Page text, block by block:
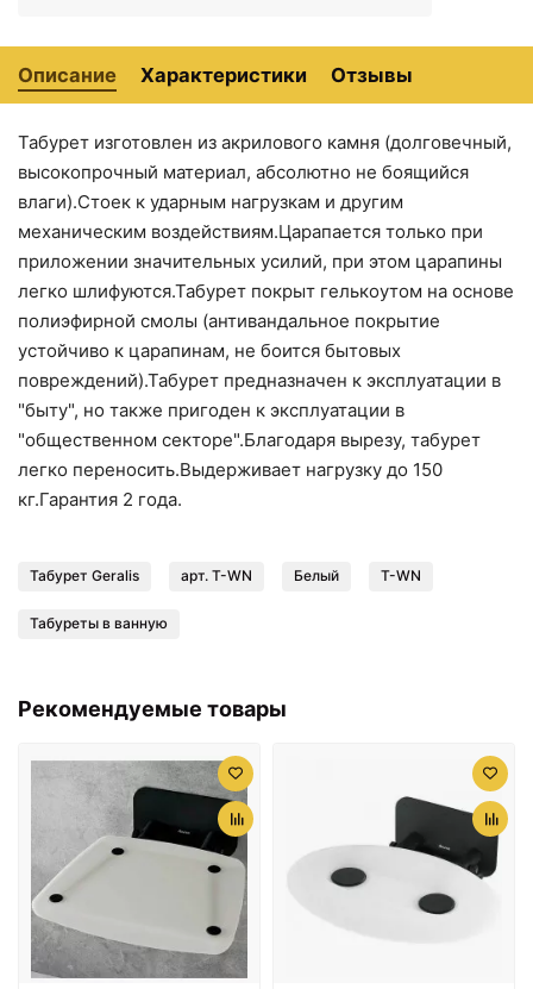
1990 ₽
Grocenberg AC0062
(Никель)
Кольцо для полотенец
Grocenberg AC0063
(Хром)
Кольцо для полотенец
(Черный матовый)
Держатель для фена
Кольцо для полотенец
Grocenberg AC0063
Держатель для фена
Описание Характеристики Отзывы
Табурет изготовлен из акрилового камня (долговечный,
высокопрочный материал, абсолютно не боящийся
влаги).Стоек к ударным нагрузкам и другим
механическим воздействиям.Царапается только при
приложении значительных усилий, при этом царапины
легко шлифуются.Табурет покрыт гелькоутом на основе
полиэфирной смолы (антивандальное покрытие
устойчиво к царапинам, не боится бытовых
повреждений).Табурет предназначен к эксплуатации в
"быту", но также пригоден к эксплуатации в
"общественном секторе".Благодаря вырезу, табурет
легко переносить.Выдерживает нагрузку до 150
кг.Гарантия 2 года.
Табурет Geralis арт. T-WN Белый T-WN
Табуреты в ванную
Рекомендуемые товары